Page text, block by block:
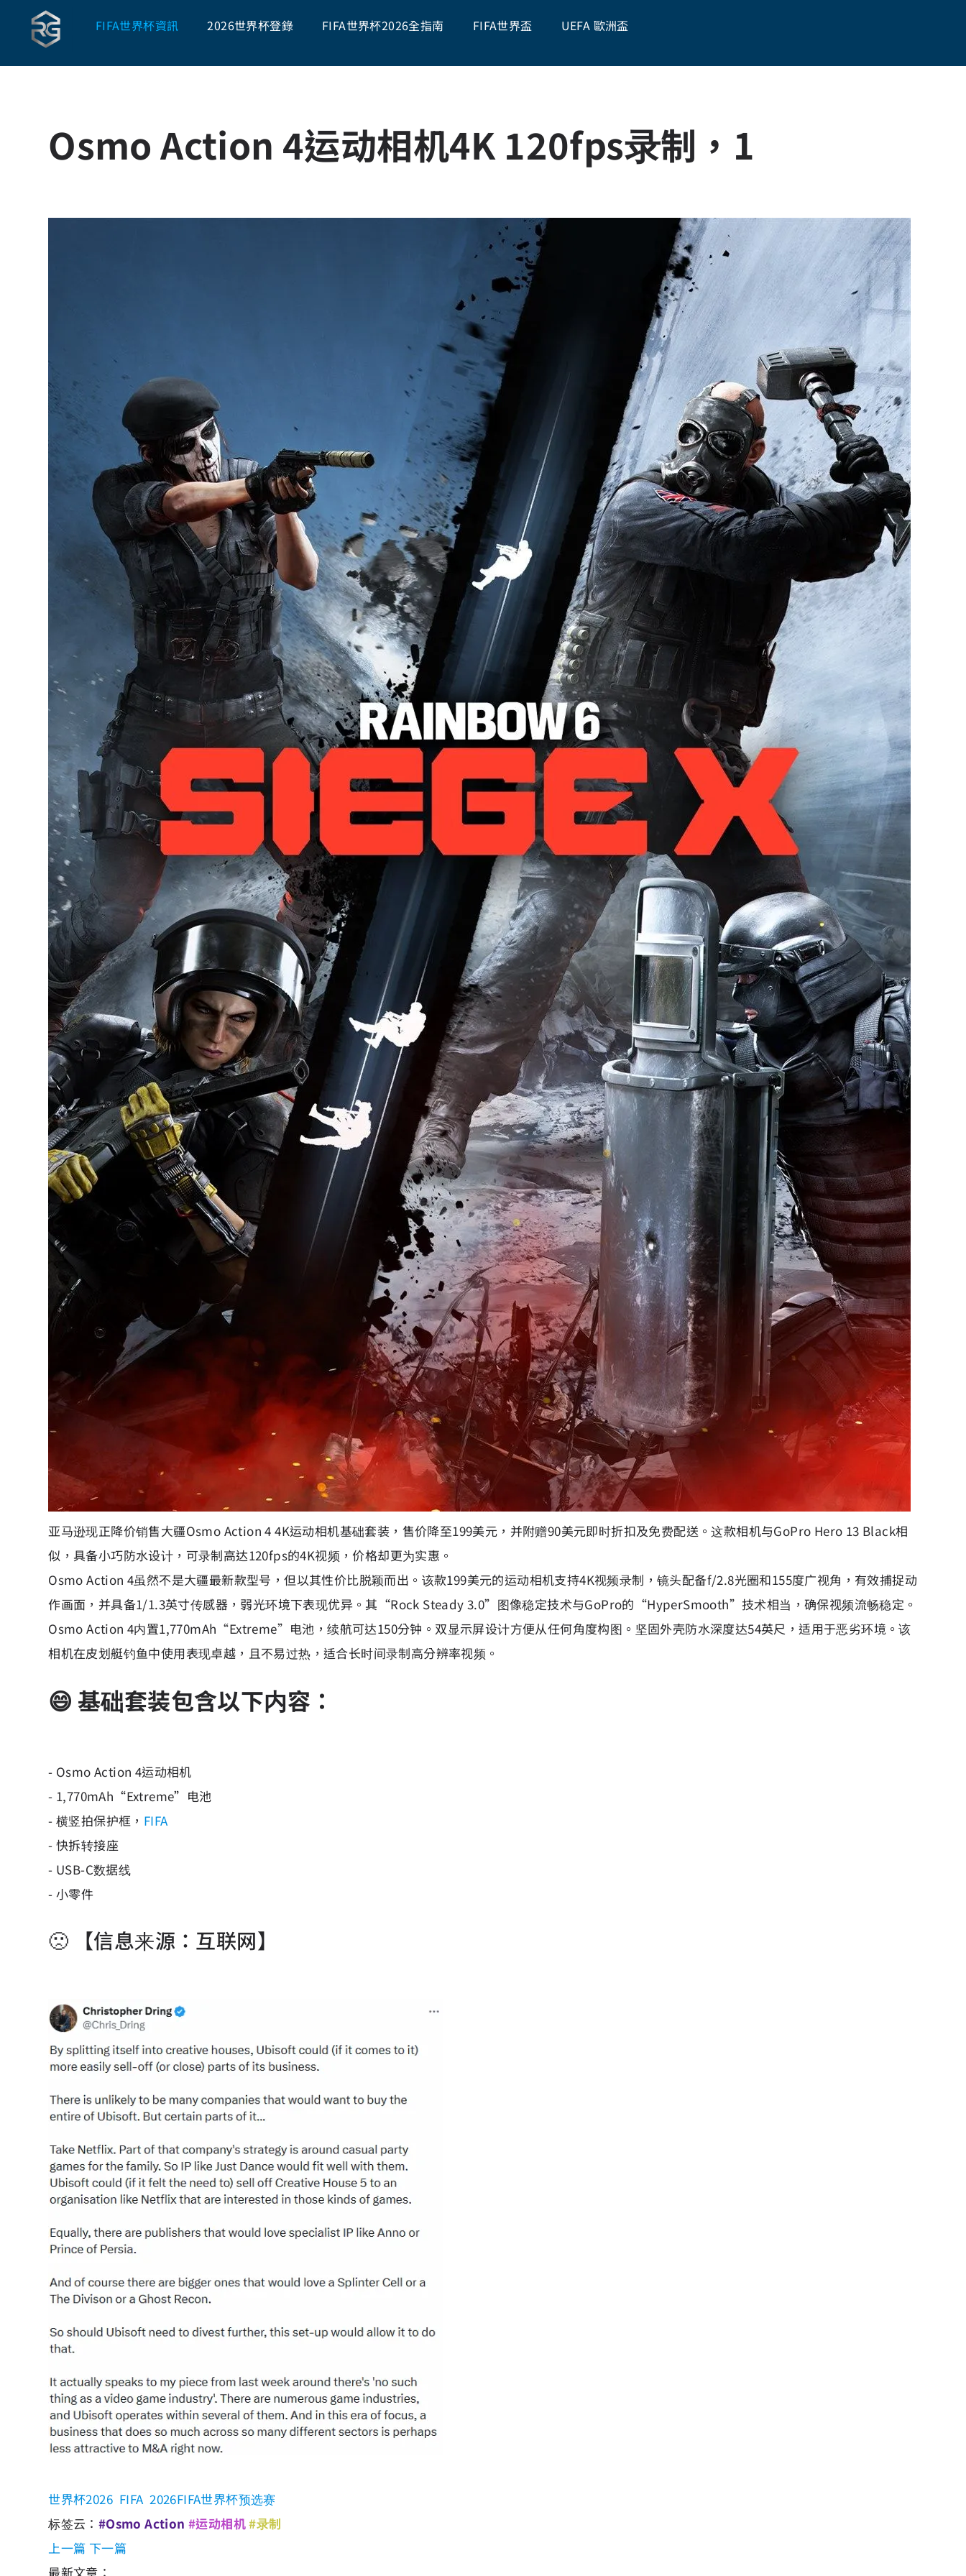
FIFA世界杯資訊 2026世界杯登錄 FIFA世界杯2026全指南 FIFA世界盃 UEFA 歐洲盃
Osmo Action 4运动相机4K 120fps录制，1
亚马逊现正降价销售大疆Osmo Action 4 4K运动相机基础套装，售价降至199美元，并附赠90美元即时折扣及免费配送。这款相机与GoPro Hero 13 Black相
似，具备小巧防水设计，可录制高达120fps的4K视频，价格却更为实惠。
Osmo Action 4虽然不是大疆最新款型号，但以其性价比脱颖而出。该款199美元的运动相机支持4K视频录制，镜头配备f/2.8光圈和155度广视角，有效捕捉动
作画面，并具备1/1.3英寸传感器，弱光环境下表现优异。其“Rock Steady 3.0”图像稳定技术与GoPro的“HyperSmooth”技术相当，确保视频流畅稳定。
Osmo Action 4内置1,770mAh“Extreme”电池，续航可达150分钟。双显示屏设计方便从任何角度构图。坚固外壳防水深度达54英尺，适用于恶劣环境。该
相机在皮划艇钓鱼中使用表现卓越，且不易过热，适合长时间录制高分辨率视频。
😄 基础套装包含以下内容：
- Osmo Action 4运动相机
- 1,770mAh“Extreme”电池
- 横竖拍保护框， FIFA
- 快拆转接座
- USB-C数据线
- 小零件
🙁 【信息来源：互联网】
世界杯2026 FIFA 2026FIFA世界杯预选赛
标签云： #Osmo Action #运动相机#录制
上一篇 下一篇
最新文章：